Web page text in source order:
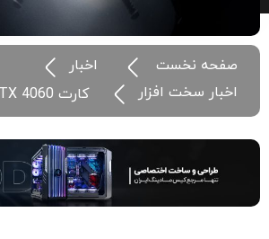
صفحه نخست
اخبار
اخبار سخت افزار
کارت RTX 4060 “جدید” ایسوس